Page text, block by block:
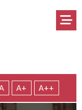
kontrastowa
domyślna
A+ A++